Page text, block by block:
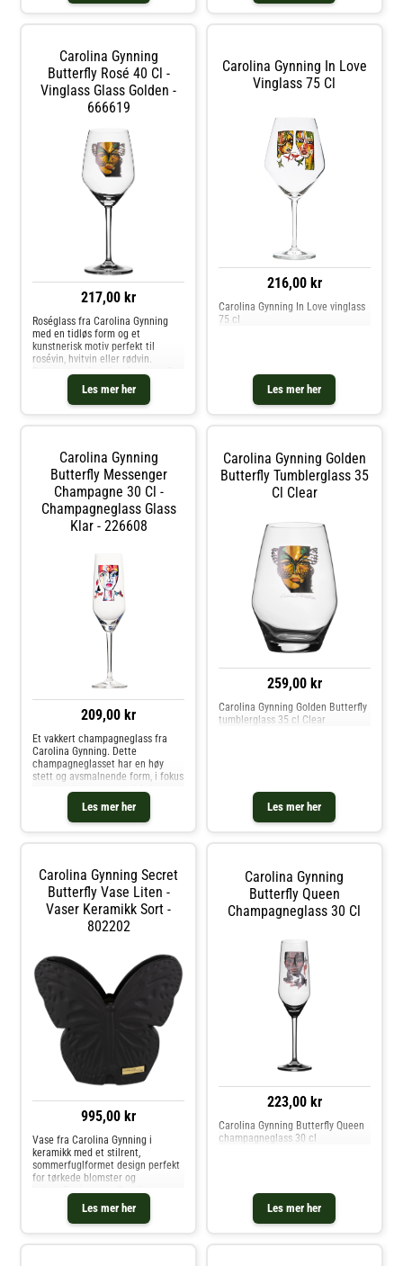
utviklet dette fargeglade motivet,
hånd. Kjøp Vinglass og andre
Glass hos Royal Design.
Carolina Gynning
Butterfly Rosé 40 Cl -
Vinglass Glass Golden -
666619
217,00 kr
Les mer her
Roséglass fra Carolina Gynning
med en tidløs form og et
kunstnerisk motiv perfekt til
rosévin, hvitvin eller rødvin.
roséglasset fra Carolina Gynning-
Laget i Tyskland.- Kapasitet: 40
cl.- Designet av Carolina Gynning.-
Kjøp Vinglass og andre Glass hos
Royal Design.
Carolina Gynning In Love
Vinglass 75 Cl
216,00 kr
Les mer her
Carolina Gynning In Love vinglass
75 cl
Carolina Gynning
Butterfly Messenger
Champagne 30 Cl -
Champagneglass Glass
Klar - 226608
209,00 kr
Les mer her
Et vakkert champagneglass fra
Carolina Gynning. Dette
champagneglasset har en høy
stett og avsmalnende form, i fokus
er portrettet av en sterk kvinne.
Det er formgiveren Carolina
Gynning som med stor lidenskap
og kjærlighet har utviklet dette
glasset for hånd. Kjøp
Champagneglass og andre Glass
hos Royal Design.
Carolina Gynning Golden
Butterfly Tumblerglass 35
Cl Clear
259,00 kr
Les mer her
Carolina Gynning Golden Butterfly
tumblerglass 35 cl Clear
Carolina Gynning Secret
Butterfly Vase Liten -
Vaser Keramikk Sort -
802202
995,00 kr
Les mer her
Vase fra Carolina Gynning i
keramikk med et stilrent,
sommerfuglformet design perfekt
for tørkede blomster og
kvister.Designet av Carolina
Gynning.Om vasen fra Carolina
Gynning- Finnes i forskjellige
varianter.- Designet av Carolina
Carolina Gynning
Butterfly Queen
Champagneglass 30 Cl
223,00 kr
Les mer her
Carolina Gynning Butterfly Queen
champagneglass 30 cl